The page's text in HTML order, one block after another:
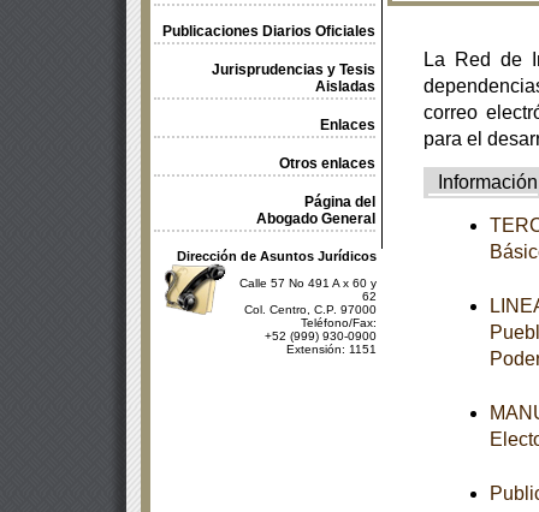
Publicaciones Diarios Oficiales
Jurisprudencias y Tesis
Aisladas
Enlaces
Otros enlaces
Página del
Abogado General
Dirección de Asuntos Jurídicos
Calle 57 No 491 A x 60 y
62
Col. Centro, C.P. 97000
Teléfono/Fax:
+52 (999) 930-0900
Extensión: 1151
La Red de
correo
para el
Información